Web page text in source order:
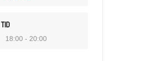
TID
18:00 - 20:00